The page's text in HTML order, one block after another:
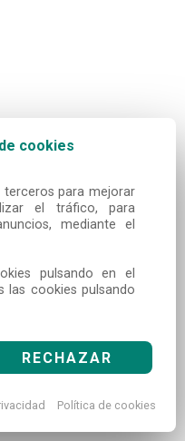
cookies
para mejorar
el tráfico, para
mediante el
pulsando en el
las cookies pulsando
RECHAZAR
Política de cookies